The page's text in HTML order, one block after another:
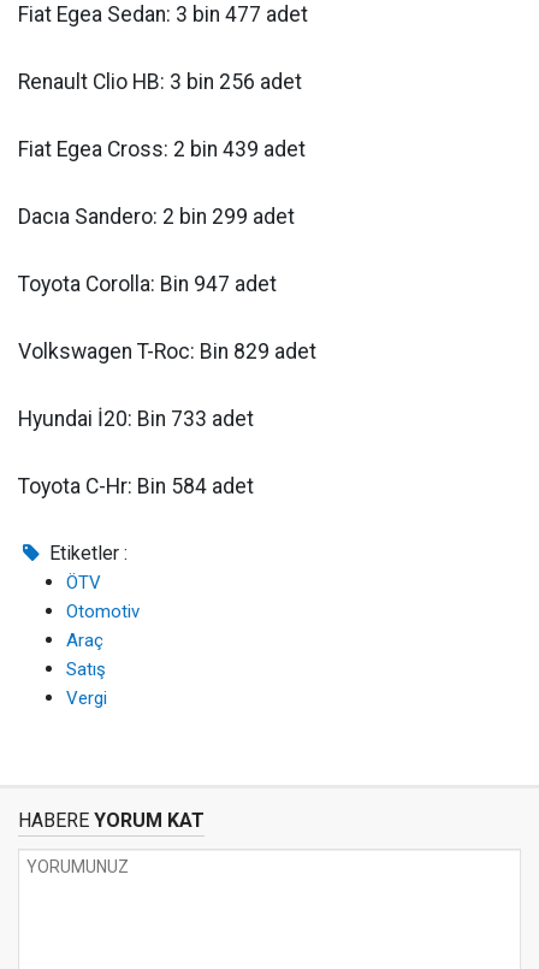
Fiat Egea Sedan: 3 bin 477 adet
Renault Clio HB: 3 bin 256 adet
Fiat Egea Cross: 2 bin 439 adet
Dacıa Sandero: 2 bin 299 adet
Toyota Corolla: Bin 947 adet
Volkswagen T-Roc: Bin 829 adet
Hyundai İ20: Bin 733 adet
Toyota C-Hr: Bin 584 adet
Etiketler :
ÖTV
Otomotiv
Araç
Satış
Vergi
HABERE YORUM KAT